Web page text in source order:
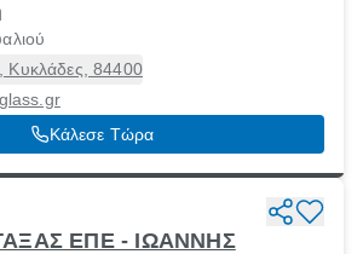
84400
Κάλεσε Τώρα
ΕΠΕ - ΙΩΑΝΝΗΣ